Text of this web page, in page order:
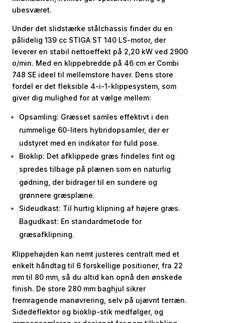
ubesværet.
Under det slidstærke stålchassis finder du en
pålidelig 139 cc STIGA ST 140 LS-motor, der
leverer en stabil nettoeffekt på 2,20 kW ved 2900
o/min. Med en klippebredde på 46 cm er Combi
748 SE ideel til mellemstore haver. Dens store
fordel er det fleksible 4-i-1-klippesystem, som
giver dig mulighed for at vælge mellem:
Opsamling: Græsset samles effektivt i den
rummelige 60-liters hybridopsamler, der er
udstyret med en indikator for fuld pose.
Bioklip: Det afklippede græs findeles fint og
spredes tilbage på plænen som en naturlig
gødning, der bidrager til en sundere og
grønnere græsplæne.
Sideudkast: Til hurtig klipning af højere græs.
Bagudkast: En standardmetode for
græsafklipning.
Klippehøjden kan nemt justeres centralt med et
enkelt håndtag til 6 forskellige positioner, fra 22
mm til 80 mm, så du altid kan opnå den ønskede
finish. De store 280 mm baghjul sikrer
fremragende manøvrering, selv på ujævnt terræn.
Sidedeflektor og bioklip-stik medfølger, og